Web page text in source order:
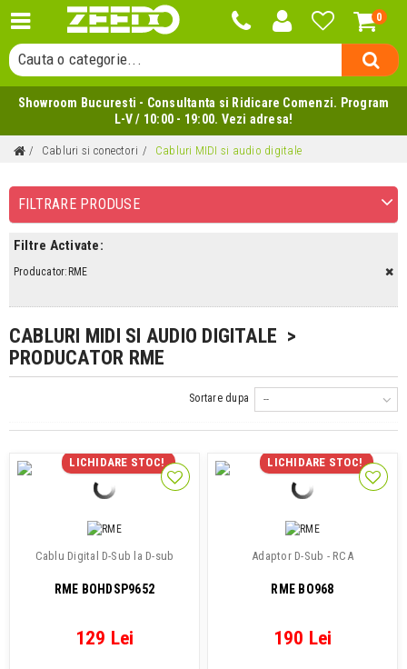
0
Cauta un produs...
Cauta o categorie...
Cauta un producator...
Cauta un produs...
Showroom Bucuresti - Consultanta si Ridicare Comenzi. Program
L-V / 10:00 - 19:00. Vezi adresa!
Cabluri si conectori Cabluri MIDI si audio digitale
FILTRARE PRODUSE
Filtre Activate:
Producator:RME
CABLURI MIDI SI AUDIO DIGITALE >
PRODUCATOR RME
Sortare dupa --
LICHIDARE STOC!
Cablu Digital D-Sub la D-sub
RME BOHDSP9652
129 Lei
LICHIDARE STOC!
Adaptor D-Sub - RCA
RME BO968
190 Lei